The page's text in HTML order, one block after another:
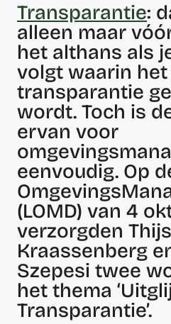
Transparantie:
alleen maar
het althans als
volgt waarin
transparantie
wordt. Toch is
ervan voor
eenvoudig. Op
(LOMD) van 4
verzorgden Thijs
Kraassenberg
Szepesi twee
het thema ‘
Transparantie’.